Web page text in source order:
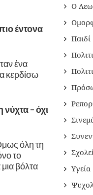
έντονα
ένα
κερδίσω
– όχι
όλη τη
το
βόλτα
Ο
Παιδί
Υγεία